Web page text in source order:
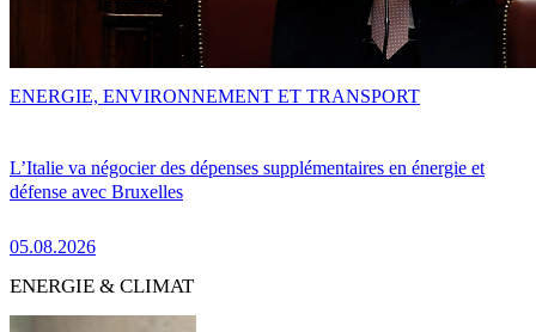
L’Italie va négocier des dépenses supplémentaires en énergie et
défense avec Bruxelles
05.08.2026
ENERGIE, ENVIRONNEMENT ET TRANSPORT
ENERGIE & CLIMAT